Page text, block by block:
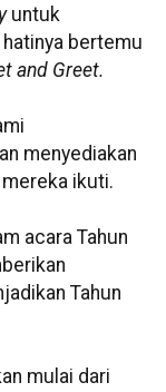
untuk
bertemu
and Greet.
menyediakan
ikuti.
acara Tahun
Tahun
mulai dari